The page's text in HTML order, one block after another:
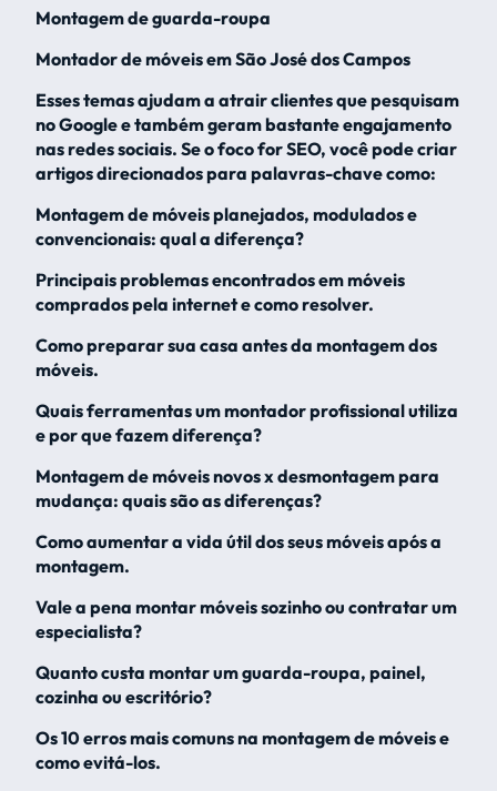
Montagem de guarda-roupa
Montador de móveis em São José dos Campos
Esses temas ajudam a atrair clientes que pesquisam
no Google e também geram bastante engajamento
nas redes sociais. Se o foco for SEO, você pode criar
artigos direcionados para palavras-chave como:
Montagem de móveis planejados, modulados e
convencionais: qual a diferença?
Principais problemas encontrados em móveis
comprados pela internet e como resolver.
Como preparar sua casa antes da montagem dos
móveis.
Quais ferramentas um montador profissional utiliza
e por que fazem diferença?
Montagem de móveis novos x desmontagem para
mudança: quais são as diferenças?
Como aumentar a vida útil dos seus móveis após a
montagem.
Vale a pena montar móveis sozinho ou contratar um
especialista?
Quanto custa montar um guarda-roupa, painel,
cozinha ou escritório?
Os 10 erros mais comuns na montagem de móveis e
como evitá-los.